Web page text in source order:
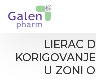
LIERAC
U ZONI